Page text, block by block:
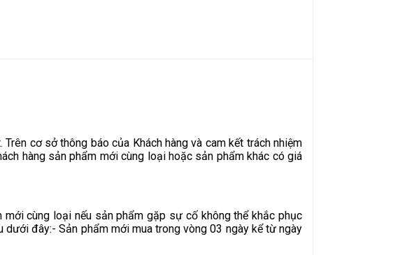
cơ sở thông báo của Khách hàng và cam kết trách nhiệm
hàng sản phẩm mới cùng loại hoặc sản phẩm khác có giá
cùng loại nếu sản phẩm gặp sự cố không thể khắc phục
đây:- Sản phẩm mới mua trong vòng 03 ngày kể từ ngày